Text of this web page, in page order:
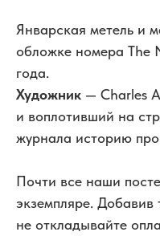
Январская метель и
обложке номера The
года.
Художник — Charles
и воплотивший на
журнала историю
Почти все наши
экземпляре. Добавив
не откладывайте